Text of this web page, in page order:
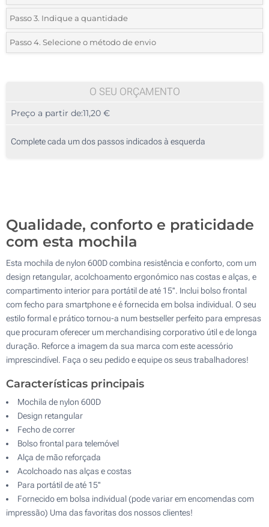
*Selecione o tipo de marcação e as cores do logotipo:
1 Cor (Na frente)
Passo 3. Indique a quantidade
*Quantidade mínima:5
10
25
Passo 4. Selecione o método de envio
O SEU ORÇAMENTO
Preço a partir de:11,20 €
Complete cada um dos passos indicados à esquerda
Qualidade, conforto e praticidade
com esta mochila
Esta mochila de nylon 600D combina resistência e conforto, com um
design retangular, acolchoamento ergonómico nas costas e alças, e
compartimento interior para portátil de até 15''. Inclui bolso frontal
com fecho para smartphone e é fornecida em bolsa individual. O seu
estilo formal e prático tornou-a num bestseller perfeito para empresas
que procuram oferecer um merchandising corporativo útil e de longa
duração. Reforce a imagem da sua marca com este acessório
imprescindível. Faça o seu pedido e equipe os seus trabalhadores!
Características principais
Mochila de nylon 600D
Design retangular
Fecho de correr
Bolso frontal para telemóvel
Alça de mão reforçada
Acolchoado nas alças e costas
Para portátil de até 15''
Fornecido em bolsa individual (pode variar em encomendas com
impressão) Uma das favoritas dos nossos clientes!